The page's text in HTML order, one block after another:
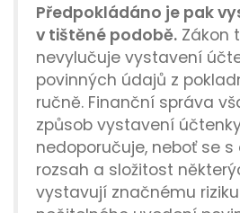
Předpokládáno je pak
v tištěné podobě. Zákon
nevylučuje vystavení
povinných údajů z
ručně. Finanční správa
způsob vystavení
nedoporučuje, neboť se
rozsah a složitost
vystavují značnému